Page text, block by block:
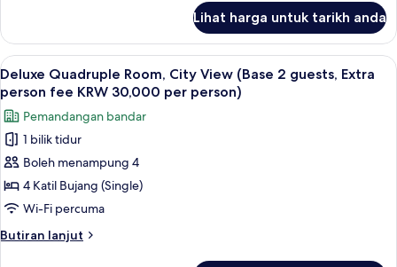
2
guests,
Extra
person
fee
KRW
30,000
per
person)
Family
Twin
Room,
City
View
(Base
2
guests,
Extra
person
KRW
30,000
per
Lihat harga untuk tarikh anda
Lihat
semua
foto
untuk
Deluxe
Quadruple
Room,
City
View
(Base
Peralatan tempat tidur premium,
10
Deluxe Quadruple Room, City View (Base 2 guests, Extra
person fee KRW 30,000 per person)
Pemandangan bandar
1 bilik tidur
Boleh menampung 4
4 Katil Bujang (Single)
Wi-Fi percuma
Butiran lanjut
Butiran